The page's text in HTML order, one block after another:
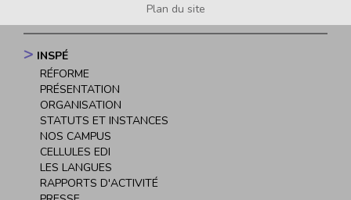
Plan du site
Navigation
principale
INSPÉ
RÉFORME
PRÉSENTATION
ORGANISATION
STATUTS ET INSTANCES
NOS CAMPUS
CELLULES EDI
LES LANGUES
RAPPORTS D'ACTIVITÉ